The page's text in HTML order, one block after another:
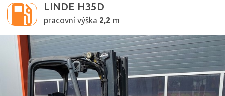
LINDE H35D
pracovní výška 2,2 m